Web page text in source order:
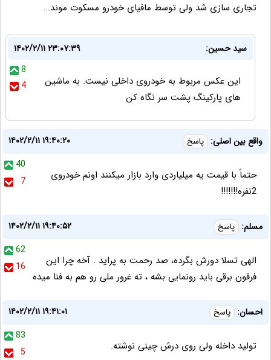
تجاری سازی شد ولی توسط مافیای خودرو مسکوت موند...
سید حسین:
۱۴۰۲/۲/۱۱ ۲۳:۰۷:۳۹
8
4
این عکس مربوط به خودروی داخلی نیست. به ماشین
های پارکینگ پشت سر نگاه کن
واقع بین اصلی: پاسخ
۱۴۰۲/۲/۱۱ ۱۹:۴۰:۲۰
40
7
حتماً با قیمت یه میلیاردی وارد بازار میکنند اونم خودروی
2نفره!!!!!!!
مسلم: پاسخ
۱۴۰۲/۲/۱۱ ۱۹:۴۰:۵۲
62
16
الهی تسلا دورش بگرده، صد رحمت به پراید . آخه چرا این
فرقون برقی باید رونمایی بشه ، ته غرور ملی رو هم به فنا میده
احسان: پاسخ
۱۴۰۲/۲/۱۱ ۱۹:۴۱:۰۱
83
5
تولید داخله ولی روی درش چینی نوشته.